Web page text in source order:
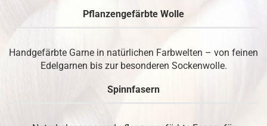
Pflanzengefärbte Wolle
Handgefärbte Garne in natürlichen Farbwelten – von feinen
Edelgarnen bis zur besonderen Sockenwolle.
Spinnfasern